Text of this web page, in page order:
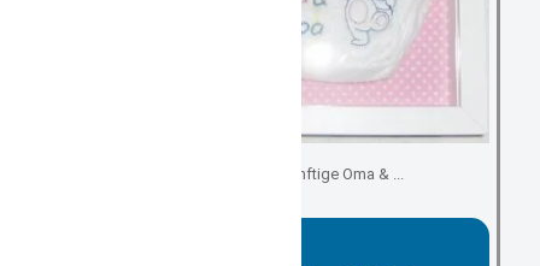
Geschenk für zukünftige Oma & ...